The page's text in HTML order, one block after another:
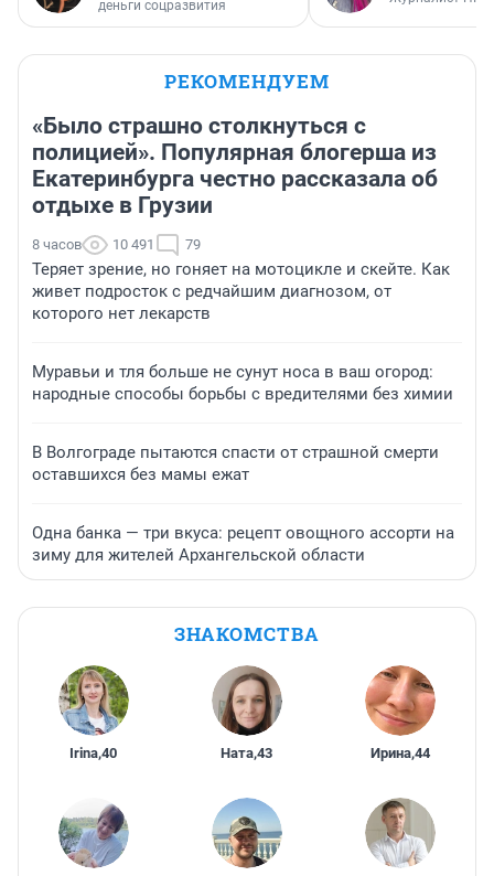
деньги соцразвития
РЕКОМЕНДУЕМ
«Было страшно столкнуться с
полицией». Популярная блогерша из
Екатеринбурга честно рассказала об
отдыхе в Грузии
8 часов 10 491 79
Теряет зрение, но гоняет на мотоцикле и скейте. Как
живет подросток с редчайшим диагнозом, от
которого нет лекарств
Муравьи и тля больше не сунут носа в ваш огород:
народные способы борьбы с вредителями без химии
В Волгограде пытаются спасти от страшной смерти
оставшихся без мамы ежат
Одна банка — три вкуса: рецепт овощного ассорти на
зиму для жителей Архангельской области
ЗНАКОМСТВА
Irina,40 Ната,43 Ирина,44